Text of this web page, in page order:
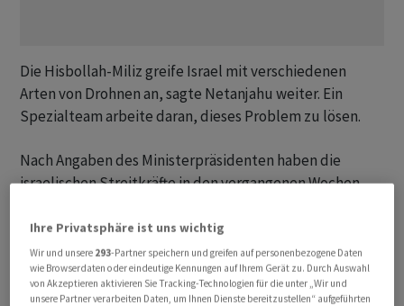
Die Hisbollah-Miliz greife Israel mit verschiedenen
Arten von Drohnen an, sagte Netanjahu weiter. Ein
Spezialteam arbeite daran, dieses Problem zu lösen.
Nach Angaben des Ministerpräsidenten haben die
israelischen Streitkräfte in den vergangenen Wochen
Netanjahu bezeichnete die Mitglieder der schiitischen
Organisation als Terroristen. «Aber wir nehmen den Fuss
nicht vom Gas», sagte Netanjahu. «Im Gegenteil, ich
habe gesagt, man solle noch stärker aufs Gas drücken.
Ihre Privatsphäre ist uns wichtig
Wir und unsere 293-Partner speichern und greifen auf personenbezogene Daten
wie Browserdaten oder eindeutige Kennungen auf Ihrem Gerät zu. Durch Auswahl
von Akzeptieren aktivieren Sie Tracking-Technologien für die unter „Wir und
unsere Partner verarbeiten Daten, um Ihnen Dienste bereitzustellen“ aufgeführten